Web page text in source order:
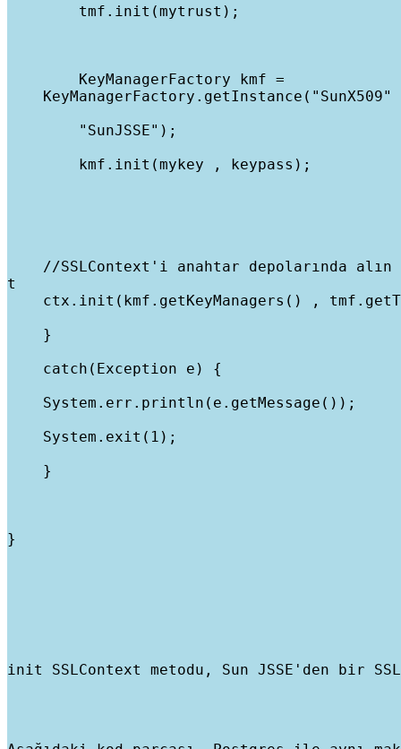
        tmf.init(mytrust);
        KeyManagerFactory kmf =
KeyManagerFactory.getInstance("SunX509"
        "SunJSSE");
        kmf.init(mykey , keypass);
//SSLContext'i anahtar depolarında
t
ctx.init(kmf.getKeyManagers() ,
}
catch(Exception e) {
System.err.println(e.getMessage());
System.exit(1);
}
}
init SSLContext metodu, Sun JSSE'den bir